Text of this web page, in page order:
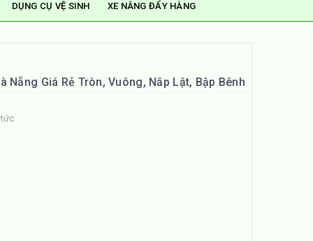
DỤNG CỤ VỆ SINH XE NÂNG ĐẨY HÀNG
Nẵng Giá Rẻ Tròn, Vuông, Nắp Lật, Bập Bênh